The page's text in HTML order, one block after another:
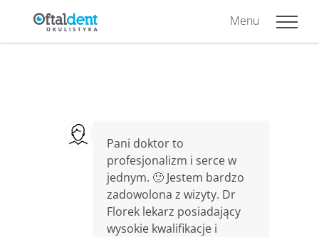
Menu
Pani doktor to
profesjonalizm i serce w
jednym. 🙂 Jestem bardzo
zadowolona z wizyty. Dr
Florek lekarz posiadający
wysokie kwalifikacje i